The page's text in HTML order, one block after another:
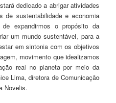
dedicado a abrigar atividades
de sustentabilidade e economia
expandirmos o propósito da
um mundo sustentável, para a
em sintonia com os objetivos
movimento que idealizamos
real no planeta por meio da
Lima, diretora de Comunicação
Novelis.